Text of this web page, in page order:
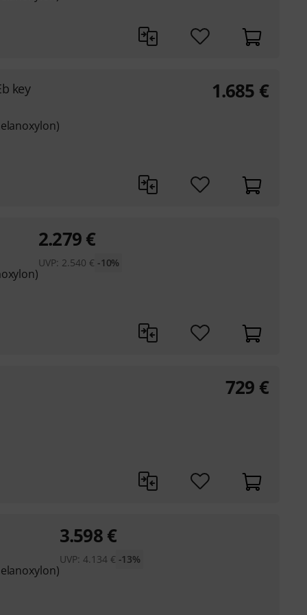
key 1.685 €
2.279€
UVP: 2.540 € -10%
729 €
3.598 €
UVP: 4.134 € -13%